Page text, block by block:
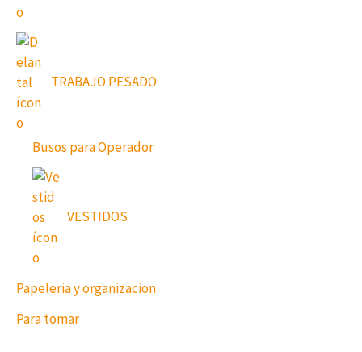
TRABAJO PESADO
Busos para Operador
VESTIDOS
Papeleria y organizacion
Para tomar